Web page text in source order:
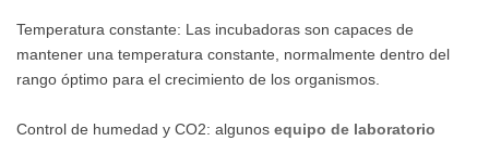
Temperatura constante: Las incubadoras son capaces de
mantener una temperatura constante, normalmente dentro del
rango óptimo para el crecimiento de los organismos.
Control de humedad y CO2: algunos equipo de laboratorio